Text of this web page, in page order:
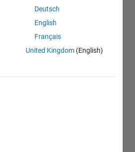
Deutsch
English
Français
United Kingdom (English)